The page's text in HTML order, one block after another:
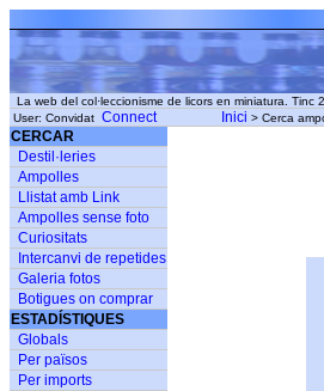
La web del col·leccionisme de licors en miniatura. Tinc
User: Convidat Connect Inici > Cerca
CERCAR
Destil·leries
Ampolles
Llistat amb Link
Ampolles sense foto
Curiositats
Intercanvi de repetides
Galeria fotos
Botigues on comprar
ESTADÍSTIQUES
Globals
Per països
Per imports